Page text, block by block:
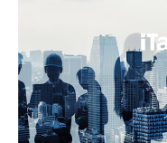
建筑装修